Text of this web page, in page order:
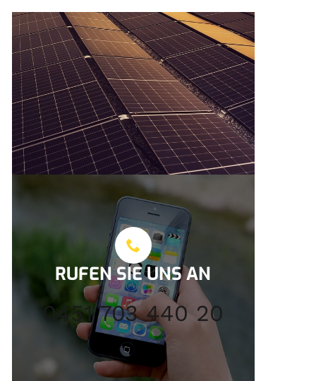
RUFEN SIE UNS AN
0451 703 440 20